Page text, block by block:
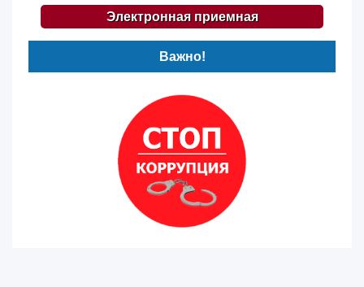
Электронная приемная
Важно!